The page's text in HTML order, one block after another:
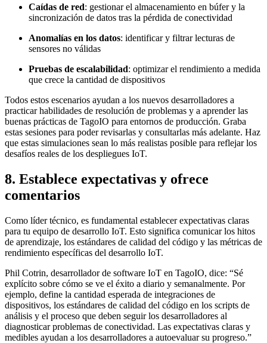
Caídas de red: gestionar el almacenamiento en búfer y la
sincronización de datos tras la pérdida de conectividad
Anomalías en los datos: identificar y filtrar lecturas de
sensores no válidas
Pruebas de escalabilidad: optimizar el rendimiento a medida
que crece la cantidad de dispositivos
Todos estos escenarios ayudan a los nuevos desarrolladores a
practicar habilidades de resolución de problemas y a aprender las
buenas prácticas de TagoIO para entornos de producción. Graba
estas sesiones para poder revisarlas y consultarlas más adelante. Haz
que estas simulaciones sean lo más realistas posible para reflejar los
desafíos reales de los despliegues IoT.
8. Establece expectativas y ofrece
comentarios
Como líder técnico, es fundamental establecer expectativas claras
para tu equipo de desarrollo IoT. Esto significa comunicar los hitos
de aprendizaje, los estándares de calidad del código y las métricas de
rendimiento específicas del desarrollo IoT.
Phil Cotrin, desarrollador de software IoT en TagoIO, dice: “Sé
explícito sobre cómo se ve el éxito a diario y semanalmente. Por
ejemplo, define la cantidad esperada de integraciones de
dispositivos, los estándares de calidad del código en los scripts de
análisis y el proceso que deben seguir los desarrolladores al
diagnosticar problemas de conectividad. Las expectativas claras y
medibles ayudan a los desarrolladores a autoevaluar su progreso.”